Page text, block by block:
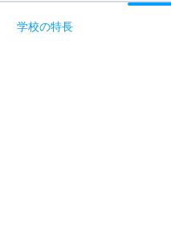
学校の特長